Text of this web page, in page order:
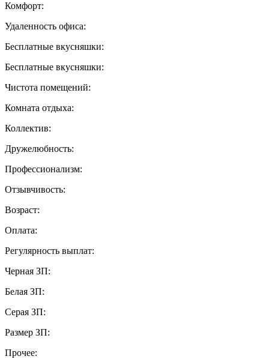
Комфорт:
Удаленность офиса:
Бесплатные вкусняшки:
Бесплатные вкусняшки:
Чистота помещений:
Комната отдыха:
Коллектив:
Дружелюбность:
Профессионализм:
Отзывчивость:
Возраст:
Оплата:
Регулярность выплат:
Черная ЗП:
Белая ЗП:
Серая ЗП:
Размер ЗП:
Прочее: